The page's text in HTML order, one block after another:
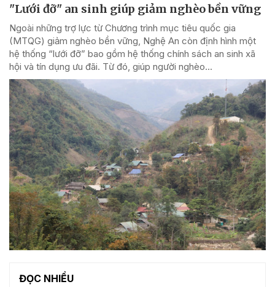
"Lưới đỡ" an sinh giúp giảm nghèo bền vững
Ngoài những trợ lực từ Chương trình mục tiêu quốc gia
(MTQG) giảm nghèo bền vững, Nghệ An còn định hình một
hệ thống “lưới đỡ” bao gồm hệ thống chính sách an sinh xã
hội và tín dụng ưu đãi. Từ đó, giúp người nghèo...
ĐỌC NHIỀU